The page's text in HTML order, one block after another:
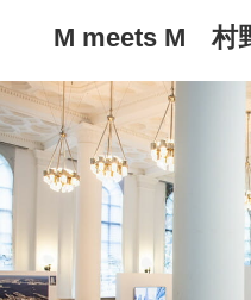
コラム
M meets M 村